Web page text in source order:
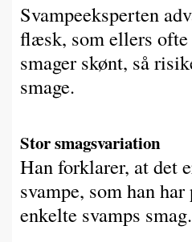
Svampeeksperten
flæsk, som ellers
smager skønt, så
smage.
Stor smagsvariation
Han forklarer, at det
svampe, som han
enkelte svamps smag.